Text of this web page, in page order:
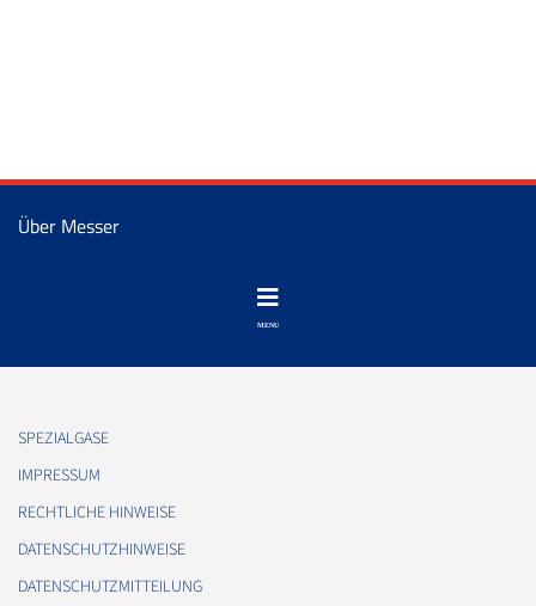
Über Messer
SPEZIALGASE
IMPRESSUM
RECHTLICHE HINWEISE
DATENSCHUTZHINWEISE
DATENSCHUTZMITTEILUNG